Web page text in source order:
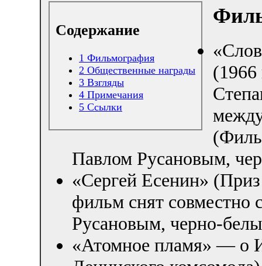
Содержание
1 Фильмография
2 Общественные награды
3 Взгляды
4 Примечания
5 Ссылки
Павлом Русановым,
«Сергей Есенин»
фильм снят совместно
Русановым, черно-
«Атомное пламя» — о